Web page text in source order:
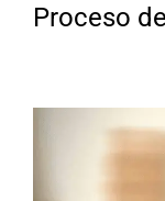
Proceso